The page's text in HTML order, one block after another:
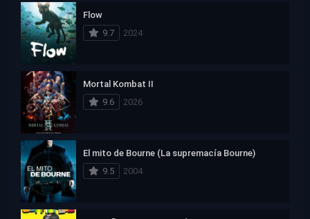
Flow
9.7
2024
Mortal Kombat II
9.6
2026
El mito de Bourne (La supremacía Bourne)
9.5
2004